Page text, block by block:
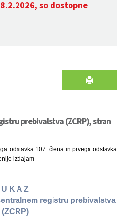
so dostopne
prebivalstva (ZCRP), stran
odstavka 107. člena in prvega odstavka
izdajam
U K A Z
registru prebivalstva
(ZCRP)